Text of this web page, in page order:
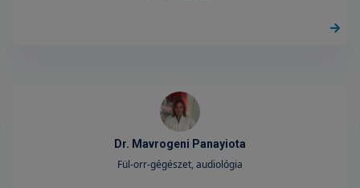
Dr. Mavrogeni Panayiota
Fül-orr-gégészet, audiológia